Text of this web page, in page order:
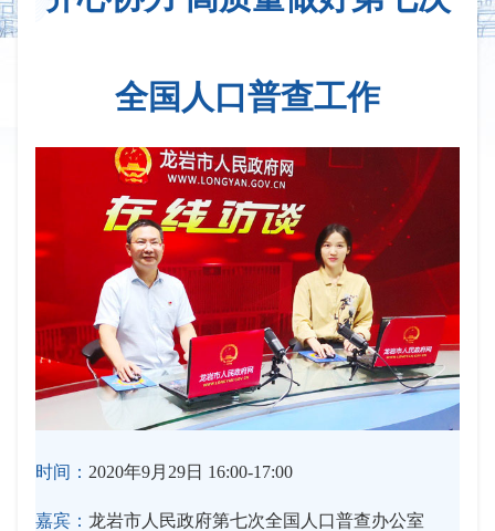
全国人口普查工作
时间： 2020年9月29日 16:00-17:00
嘉宾： 龙岩市人民政府第七次全国人口普查办公室